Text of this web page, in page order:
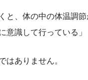
と、体の中の体温調
意識して行っている」
はありません。